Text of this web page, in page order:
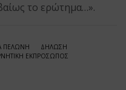
το ερώτημα…».
ΠΕΛΩΝΗ
ΔΗΛΩΣΗ
ΕΚΠΡΟΣΩΠΟΣ